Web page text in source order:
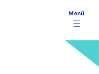
Menü